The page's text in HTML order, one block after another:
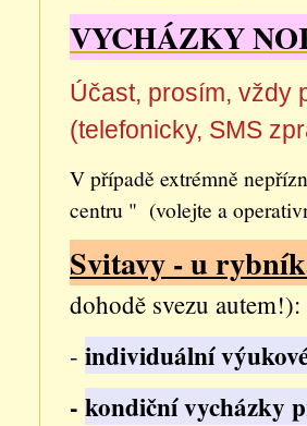
VYCHÁZKY
Účast, prosím, vždy
(telefonicky, SMS
V případě extrémně
centru " (volejte a
Svitavy - u
dohodě svezu autem!):
- individuální
- kondiční vycházky